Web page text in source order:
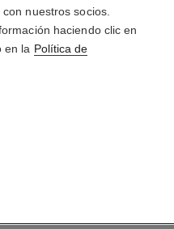
Agua Tónica Antipolución
Más información
Ref. 141390
PÓNGASE EN
nuestros socios.
haciendo clic en
en la Política de